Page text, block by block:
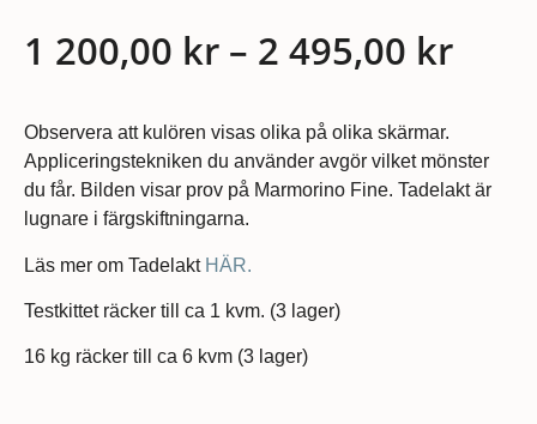
1 200,00 kr – 2 495,00 kr
Observera att kulören visas olika på olika skärmar.
Appliceringstekniken du använder avgör vilket mönster
du får. Bilden visar prov på Marmorino Fine. Tadelakt är
lugnare i färgskiftningarna.
Läs mer om TadelaktHÄR.
Testkittet räcker till ca 1 kvm. (3 lager)
16 kg räcker till ca 6 kvm (3 lager)